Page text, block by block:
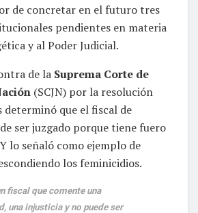
de concretar en el futuro tres
pendientes en materia
y al Poder Judicial.
de la Suprema Corte de
(SCJN) por la resolución
determinó que el fiscal de
ser juzgado porque tiene fuero
lo señaló como ejemplo de
los feminicidios.
fiscal que comente una
una injusticia y no puede ser